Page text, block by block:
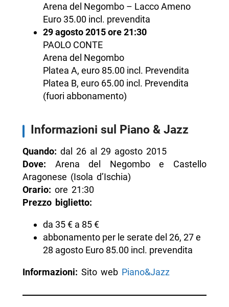
Arena del Negombo – Lacco Ameno
Euro 35.00 incl. prevendita
29 agosto 2015 ore 21:30
PAOLO CONTE
Arena del Negombo
Platea A, euro 85.00 incl. Prevendita
Platea B, euro 65.00 incl. Prevendita
(fuori abbonamento)
Informazioni sul Piano & Jazz
Quando: dal 26 al 29 agosto 2015
Dove: Arena del Negombo e Castello
Aragonese (Isola d’Ischia)
Orario: ore 21:30
Prezzo biglietto:
da 35 € a 85 €
abbonamento per le serate del 26, 27 e
28 agosto Euro 85.00 incl. prevendita
Informazioni: Sito web Piano&Jazz